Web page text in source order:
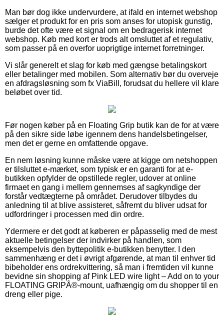
Man bør dog ikke undervurdere, at ifald en internet webshop
sælger et produkt for en pris som anses for utopisk gunstig,
burde det ofte være et signal om en bedragerisk internet
webshop. Køb med kort er trods alt omsluttet af et regulativ,
som passer på en overfor uoprigtige internet forretninger.
Vi slår generelt et slag for køb med gængse betalingskort
eller betalinger med mobilen. Som alternativ bør du overveje
en afdragsløsning som fx ViaBill, forudsat du hellere vil klare
beløbet over tid.
Før nogen køber på en Floating Grip butik kan de for at være
på den sikre side løbe igennem dens handelsbetingelser,
men det er gerne en omfattende opgave.
En nem løsning kunne måske være at kigge om netshoppen
er tilsluttet e-mærket, som typisk er en garanti for at e-
butikken opfylder de opstillede regler, udover at online
firmaet en gang i mellem gennemses af sagkyndige der
forstår vedtægterne på området. Derudover tilbydes du
anledning til at blive assisteret, såfremt du bliver udsat for
udfordringer i processen med din ordre.
Ydermere er det godt at køberen er påpasselig med de mest
aktuelle betingelser der indvirker på handlen, som
eksempelvis den byttepolitik e-butikken benytter. I den
sammenhæng er det i øvrigt afgørende, at man til enhver tid
bibeholder ens ordrekvittering, så man i fremtiden vil kunne
bevidne sin shopping af Pink LED wire light – Add on to your
FLOATING GRIPÂ®-mount, uafhængig om du shopper til en
dreng eller pige.